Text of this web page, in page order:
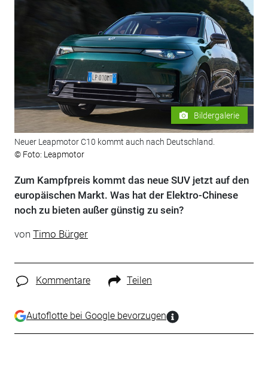
Bildergalerie
Neuer Leapmotor C10 kommt auch nach Deutschland.
© Foto: Leapmotor
Zum Kampfpreis kommt das neue SUV jetzt auf den
europäischen Markt. Was hat der Elektro-Chinese
noch zu bieten außer günstig zu sein?
von Timo Bürger
Kommentare Teilen
Autoflotte bei Google bevorzugen